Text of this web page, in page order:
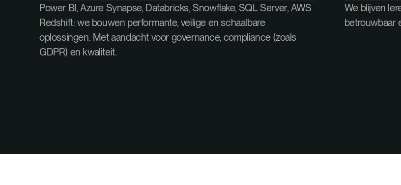
Power BI, Azure Synapse, Databricks, Snowflake, SQL Server, AWS
Redshift: we bouwen performante, veilige en schaalbare
oplossingen. Met aandacht voor governance, compliance (zoals
GDPR) en kwaliteit.
We blijven
betrouwbaar